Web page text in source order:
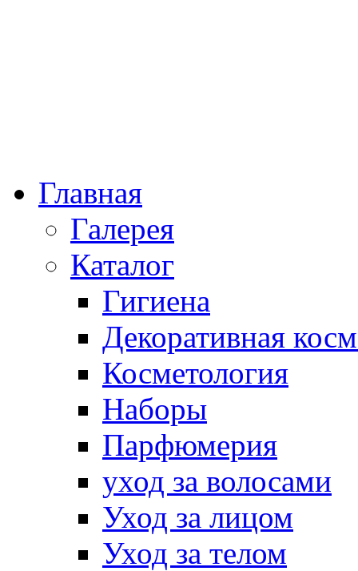
Главная
Галерея
Каталог
Гигиена
Декоративная
Косметология
Наборы
Парфюмерия
уход за волосами
Уход за лицом
Уход за телом